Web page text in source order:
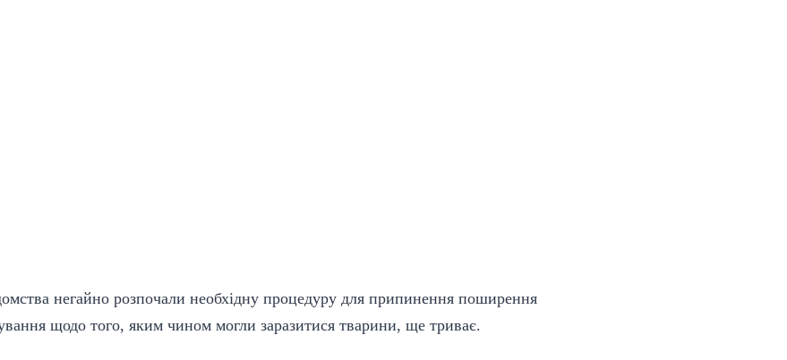
негайно розпочали необхідну процедуру для припинення поширення
щодо того, яким чином могли заразитися тварини, ще триває.